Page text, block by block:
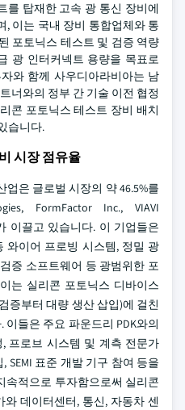
를 탑재한 고속 광 통신 장비에
, 이는 국내 장비 통합업체와 통
포토닉스 테스트 및 검증 역량
광 인터커넥트 용량을 목표로
와 함께 사우디아라비아는 남
너와의 정부 간 기술 이전 협정
콘 포토닉스 테스트 장비 배치
습니다.
시장 점유율
은 글로벌 시장의 약 46.5%를
FormFactor Inc., VIAVI
이끌고 있습니다. 이 기업들은
와이어 프로빙 시스템, 정밀 광
증 소프트웨어 등 광범위한 포
는 실리콘 포토닉스 디바이스
증부터 대량 생산 삽입)에 걸친
이들은 주요 파운드리 PDK와의
프로브 시스템 및 계측 전문가
SEMI 표준 개발 기구 참여 등을
속적으로 투자함으로써 실리콘
데이터센터, 통신, 자동차 센